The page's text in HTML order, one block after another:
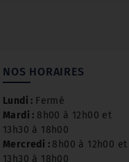
NOS HORAIRES
Lundi : Fermé
Mardi : 8h00 à 12h00 et
13h30 à 18h00
Mercredi : 8h00 à 12h00 et
13h30 à 18h00